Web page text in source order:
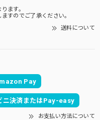
ます。
すのでご了承ください。
送料について
Pay
ニ決済またはPay-easy
お支払い方法について